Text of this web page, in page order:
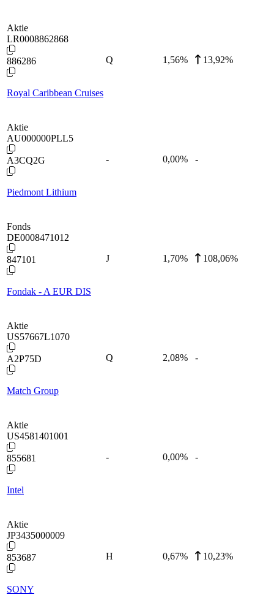
Aktie
LR0008862868
886286
Royal Caribbean Cruises
Q 1,56% 13,92%
Aktie
AU000000PLL5
A3CQ2G
Piedmont Lithium
- 0,00% -
Fonds
DE0008471012
847101
Fondak - A EUR DIS
J 1,70% 108,06%
Aktie
US57667L1070
A2P75D
Match Group
Q 2,08% -
Aktie
US4581401001
855681
Intel
- 0,00% -
Aktie
JP3435000009
853687
SONY
H 0,67% 10,23%